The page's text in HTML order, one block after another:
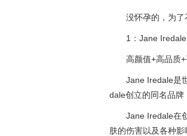
没怀孕的，为
1：Jane Iredale
高颜值+高品质
Jane Iredale是
dale创立的同名品牌
Jane Iredale在
肤的伤害以及各种